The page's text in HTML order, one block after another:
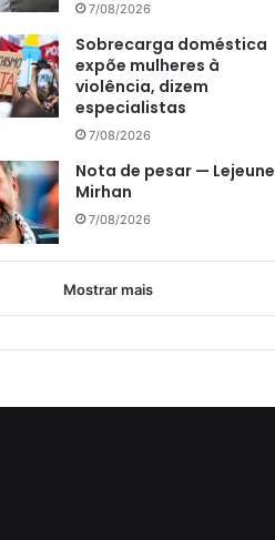
7/08/2026
Sobrecarga doméstica
expõe mulheres à
violência, dizem
especialistas
7/08/2026
Nota de pesar — Lejeune
Mirhan
7/08/2026
Mostrar mais